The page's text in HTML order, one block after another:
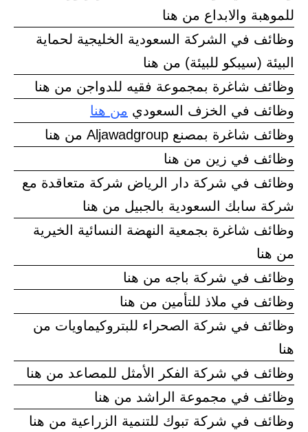
للموهبة والابداع من هنا
وظائف في الشركة السعودية الخليجية لحماية
البيئة (سيبكو للبيئة) من هنا
وظائف شاغرة بمجموعة فقيه للدواجن من هنا
وظائف في الخزف السعودي من هنا
وظائف شاغرة بمصنع Aljawadgroup من هنا
وظائف في زين من هنا
وظائف في شركة دار الرياض شركة متعاقدة مع
شركة سابك السعودية بالجبيل من هنا
وظائف شاغرة بجمعية النهضة النسائية الخيرية
من هنا
وظائف في شركة باجه من هنا
وظائف في ملاذ للتأمين من هنا
وظائف في شركة الصحراء للبتروكيماويات من
هنا
وظائف في شركة الفكر الأمثل للمصاعد من هنا
وظائف في مجموعة الراشد من هنا
وظائف في شركة تبوك للتنمية الزراعية من هنا